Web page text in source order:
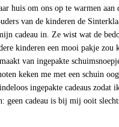
huis om ons op te warmen
van de kinderen de
cadeau in. Ze wist wat de
kinderen een mooi pakje zou
van ingepakte
keken me met een schuin
ingepakte cadeaus zodat
geen cadeau is bij mij ooit